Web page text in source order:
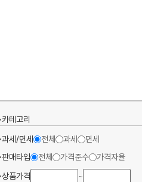
카테고리
과세/면세
전체 과세 면세
판매타입
전체 가격준수 가격자율
상품가격
~